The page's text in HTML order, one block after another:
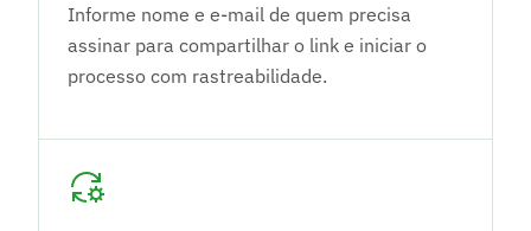
Informe nome e e-mail de quem precisa
assinar para compartilhar o link e iniciar o
processo com rastreabilidade.